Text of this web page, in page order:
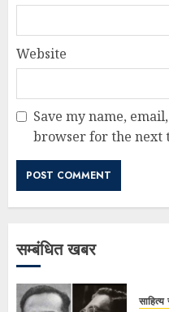
Website
Save my name,
browser for the next
सम्बंधित खबर